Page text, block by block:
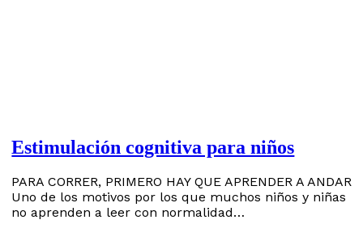
Estimulación cognitiva para niños
PARA CORRER, PRIMERO HAY QUE APRENDER A ANDAR
Uno de los motivos por los que muchos niños y niñas
no aprenden a leer con normalidad…